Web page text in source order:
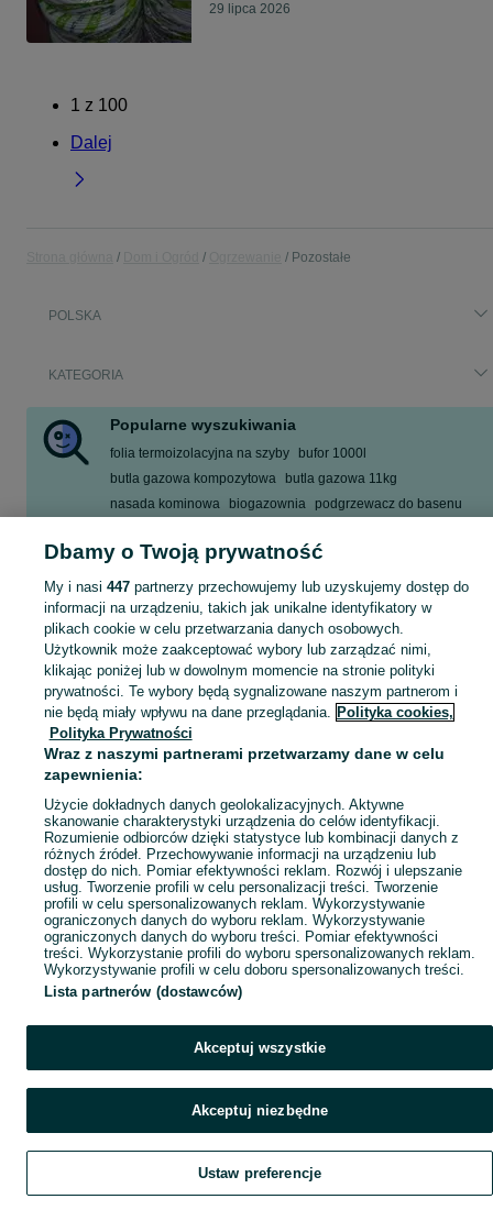
29 lipca 2026
1 z 100
Dalej
Pozostałe
POLSKA
KATEGORIA
Popularne wyszukiwania
folia termoizolacyjna na szyby
bufor 1000l
butla gazowa kompozytowa
butla gazowa 11kg
nasada kominowa
biogazownia
podgrzewacz do basenu
Zobacz Więcej
Sprzedaż pozostałego sprzętu grzewczego w Polsce ▶️ Szeroki wybór różnych marek w atrakcyjnych cenach ✅ Nowe i używane ☝ Sprawdź oferty i kupuj na OLX.pl!
Mapa kategorii
Mapa miejscowości
Mapa ministron
Popularne wyszukiwania
Szukaj Obserwujesz Dodaj Czat Konto
Dbamy o Twoją prywatność
My i nasi 447partnerzy przechowujemy lub uzyskujemy dostęp do
informacji na urządzeniu, takich jak unikalne identyfikatory w
plikach cookie w celu przetwarzania danych osobowych.
Użytkownik może zaakceptować wybory lub zarządzać nimi,
klikając poniżej lub w dowolnym momencie na stronie polityki
prywatności. Te wybory będą sygnalizowane naszym partnerom i
nie będą miały wpływu na dane przeglądania. Polityka cookies,
Polityka Prywatności
Wraz z naszymi partnerami przetwarzamy dane w celu
zapewnienia:
Użycie dokładnych danych geolokalizacyjnych. Aktywne
skanowanie charakterystyki urządzenia do celów identyfikacji.
Rozumienie odbiorców dzięki statystyce lub kombinacji danych z
różnych źródeł. Przechowywanie informacji na urządzeniu lub
dostęp do nich. Pomiar efektywności reklam. Rozwój i ulepszanie
usług. Tworzenie profili w celu personalizacji treści. Tworzenie
profili w celu spersonalizowanych reklam. Wykorzystywanie
ograniczonych danych do wyboru reklam. Wykorzystywanie
ograniczonych danych do wyboru treści. Pomiar efektywności
treści. Wykorzystanie profili do wyboru spersonalizowanych reklam.
Wykorzystywanie profili w celu doboru spersonalizowanych treści.
Lista partnerów (dostawców)
Akceptuj wszystkie
Akceptuj niezbędne
Ustaw preferencje